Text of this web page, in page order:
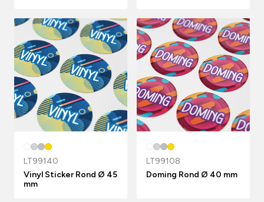
LT99140
Vinyl Sticker Rond Ø 45
mm
LT99108
Doming Rond Ø 40 mm